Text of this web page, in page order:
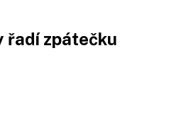
řadí zpátečku